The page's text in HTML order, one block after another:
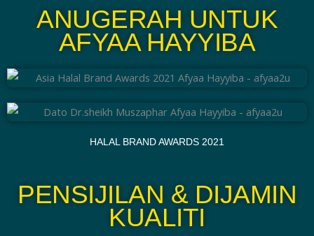
ANUGERAH UNTUK
AFYAA HAYYIBA
HALAL BRAND AWARDS 2021
PENSIJILAN & DIJAMIN
KUALITI